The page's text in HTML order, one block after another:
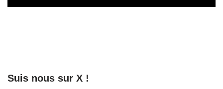
Suis nous sur X !